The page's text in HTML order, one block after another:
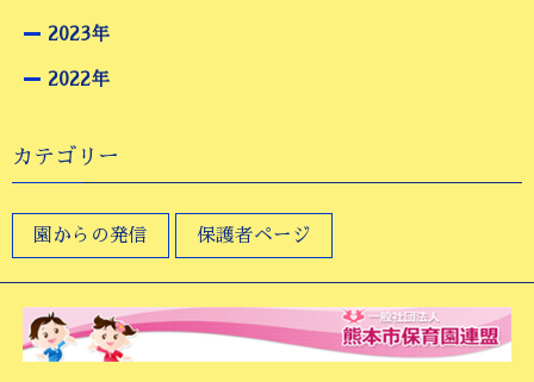
2023年
2022年
カテゴリー
園からの発信 保護者ページ